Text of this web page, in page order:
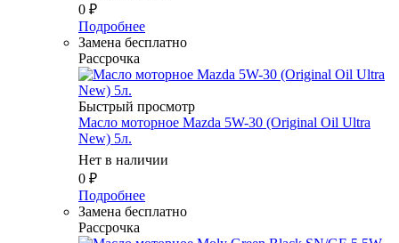
0 ₽
Подробнее
Замена бесплатно
Рассрочка
Быстрый просмотр
Масло мотоpное Mazda 5W-30 (Original Oil Ultra
New) 5л.
Нет в наличии
0 ₽
Подробнее
Замена бесплатно
Рассрочка